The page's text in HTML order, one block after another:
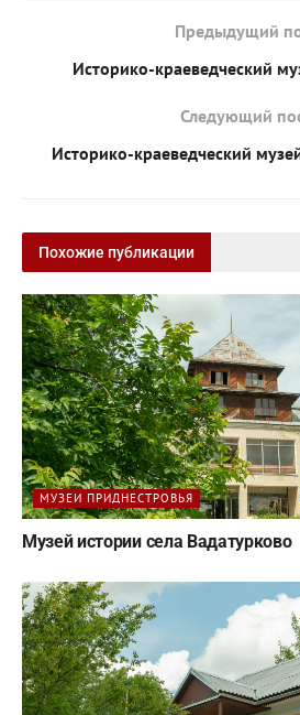
Предыдущий
Историко-краеведческий
Следующий
Историко-краеведческий
Похожие публикации
МУЗЕИ ПРИДНЕСТРОВЬЯ
Музей истории села Вадатурково